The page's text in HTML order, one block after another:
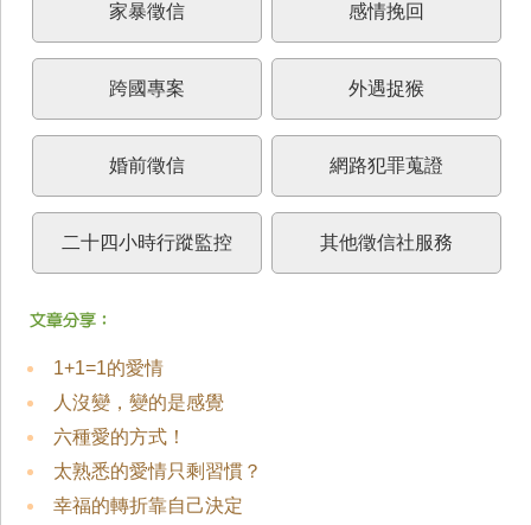
家暴徵信 感情挽回
跨國專案 外遇捉猴
婚前徵信 網路犯罪蒐證
二十四小時行蹤監控 其他徵信社服務
1+1=1的愛情
人沒變，變的是感覺
六種愛的方式！
太熟悉的愛情只剩習慣？
幸福的轉折靠自己決定